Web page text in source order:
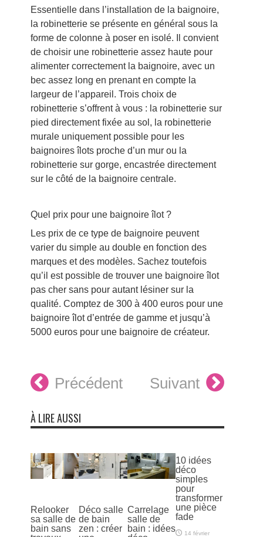
Essentielle dans l’installation de la baignoire,
la robinetterie se présente en général sous la
forme de colonne à poser en isolé. Il convient
de choisir une robinetterie assez haute pour
alimenter correctement la baignoire, avec un
bec assez long en prenant en compte la
largeur de l’appareil. Trois choix de
robinetterie s’offrent à vous : la robinetterie sur
pied directement fixée au sol, la robinetterie
murale uniquement possible pour les
baignoires îlots proche d’un mur ou la
robinetterie sur gorge, encastrée directement
sur le côté de la baignoire centrale.
Quel prix pour une baignoire îlot ?
Les prix de ce type de baignoire peuvent
varier du simple au double en fonction des
marques et des modèles. Sachez toutefois
qu’il est possible de trouver une baignoire îlot
pas cher sans pour autant lésiner sur la
qualité. Comptez de 300 à 400 euros pour une
baignoire îlot d’entrée de gamme et jusqu’à
5000 euros pour une baignoire de créateur.
Précédent Suivant
À LIRE AUSSI
Relooker
sa salle de
bain sans
Déco salle
de bain
zen : créer
Carrelage
salle de
bain : idées
10 idées
déco
simples
pour
transformer
une pièce
fade
14 février